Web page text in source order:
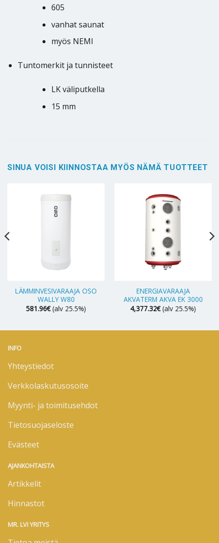
605
vanhat saunat
myös NEMI
Tuntomerkit ja tunnisteet
LK väliputkella
15 mm
SINUA VOISI KIINNOSTAA MYÖS NÄMÄ TUOTTEET
LÄMMINVESIVARAAJA OSO
WALLY W80
581.96€ (alv 25.5%)
ENERGIAVARAAJA
AKVATERM AKVA EK 3000
4,377.32€ (alv 25.5%)
INFO
Yhteystiedot
Verkkolaskutusosoite
Myynti- ja toimitusehdot
Tietosuojaseloste
Evästeet
AJANKOHTAISTA
Artikkelit
Hinnastot
MR. LVI YRITYS